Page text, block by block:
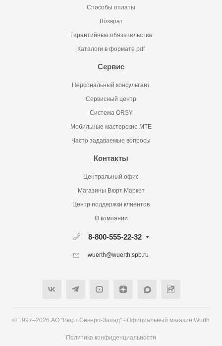
Способы оплаты
Возврат
Гарантийные обязательства
Каталоги в формате pdf
Сервис
Персональный консультант
Сервисный центр
Система ORSY
Мобильные мастерские MTE
Часто задаваемые вопросы
Контакты
Центральный офис
Магазины Вюрт Маркет
Центр поддержки клиентов
О компании
8-800-555-22-32
wuerth@wuerth.spb.ru
© 1997–2026 АО "Вюрт Северо-Запад" - Официальный магазин Wurth
Политика конфиденциальности